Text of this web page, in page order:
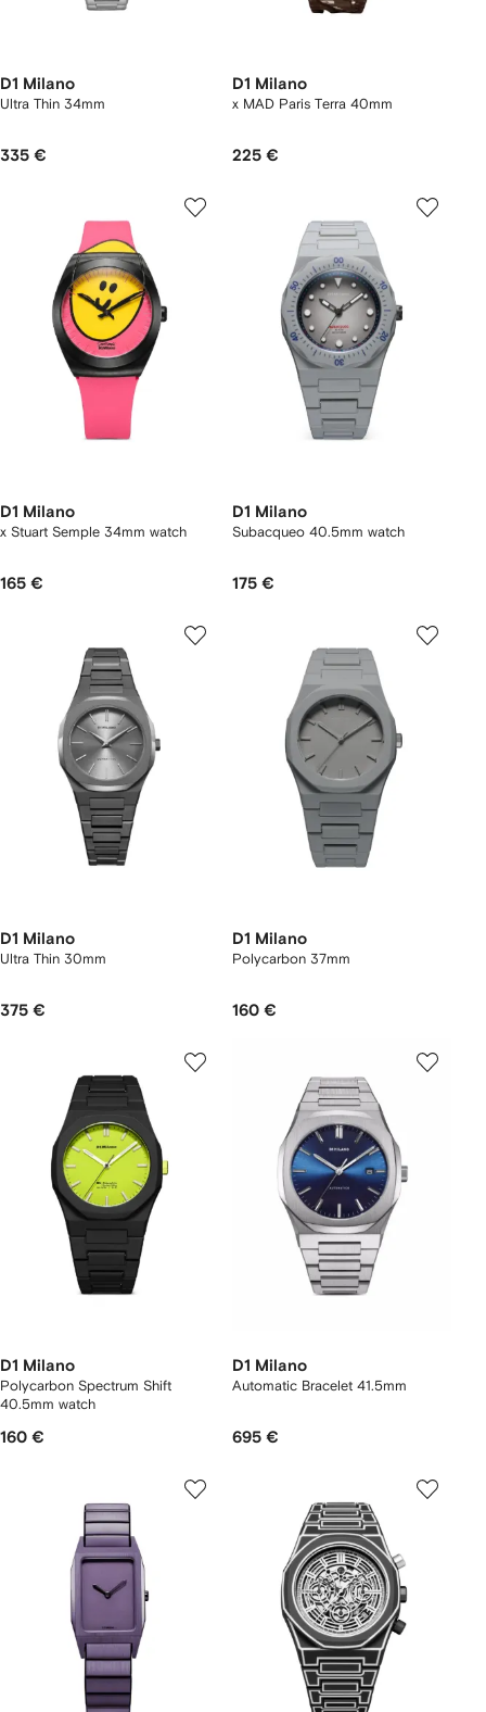
D1 Milano
Ultra Thin 34mm
335 €
D1 Milano
x MAD Paris Terra 40mm
225 €
D1 Milano
x Stuart Semple 34mm watch
165 €
D1 Milano
Subacqueo 40.5mm watch
175 €
D1 Milano
Ultra Thin 30mm
375 €
D1 Milano
Polycarbon 37mm
160 €
D1 Milano
Polycarbon Spectrum Shift
40.5mm watch
160 €
D1 Milano
Automatic Bracelet 41.5mm
695 €